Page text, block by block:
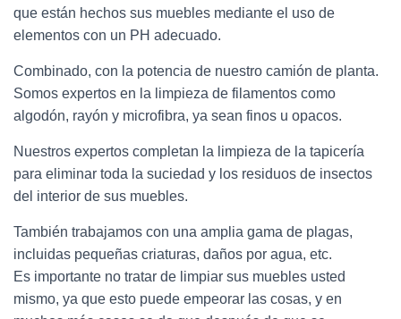
que están hechos sus muebles mediante el uso de
elementos con un PH adecuado.
Combinado, con la potencia de nuestro camión de planta.
Somos expertos en la limpieza de filamentos como
algodón, rayón y microfibra, ya sean finos u opacos.
Nuestros expertos completan la limpieza de la tapicería
para eliminar toda la suciedad y los residuos de insectos
del interior de sus muebles.
También trabajamos con una amplia gama de plagas,
incluidas pequeñas criaturas, daños por agua, etc.
Es importante no tratar de limpiar sus muebles usted
mismo, ya que esto puede empeorar las cosas, y en